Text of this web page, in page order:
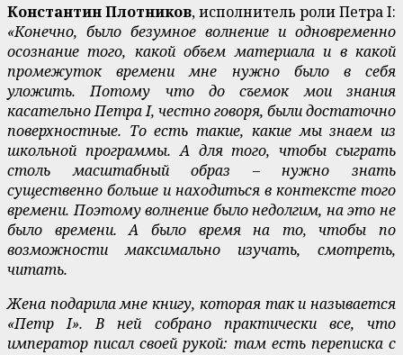
Константин Плотников, исполнитель роли Петра I:
«Конечно, было безумное волнение и одновременно
осознание того, какой объем материала и в какой
промежуток времени мне нужно было в себя
уложить. Потому что до съемок мои знания
касательно Петра I, честно говоря, были достаточно
поверхностные. То есть такие, какие мы знаем из
школьной программы. А для того, чтобы сыграть
столь масштабный образ – нужно знать
существенно больше и находиться в контексте того
времени. Поэтому волнение было недолгим, на это не
было времени. А было время на то, чтобы по
возможности максимально изучать, смотреть,
читать.
Жена подарила мне книгу, которая так и называется
«Петр I». В ней собрано практически все, что
император писал своей рукой: там есть переписка с